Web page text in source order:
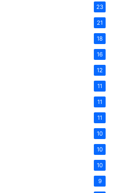
23
21
18
16
12
11
11
11
10
10
10
9